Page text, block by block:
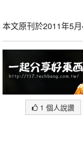
本文原刊於2011年5
1 個人說讚